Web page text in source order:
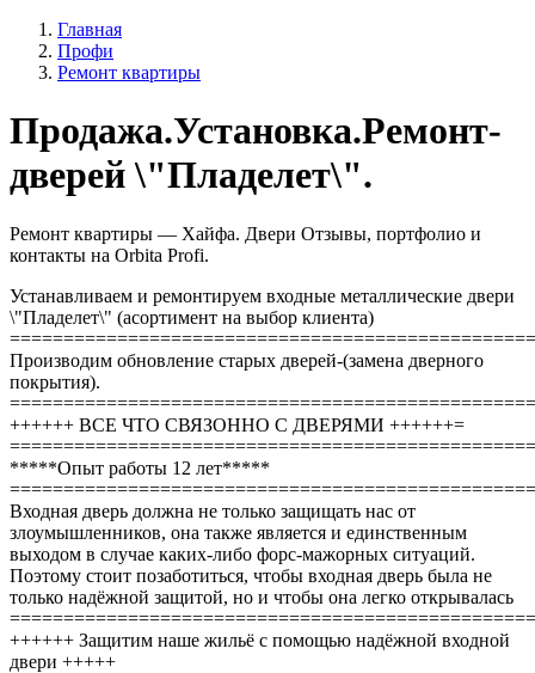
Главная
Профи
Ремонт квартиры
Продажа.Установка.Ремонт-
дверей \"Пладелет\".
Ремонт квартиры — Хайфа. Двери Отзывы, портфолио и
контакты на Orbita Profi.
Устанавливаем и ремонтируем входные металлические двери
\"Пладелет\" (асортимент на выбор клиента)
Производим обновление старых дверей-(замена дверного
покрытия).
++++++ ВСЕ ЧТО СВЯЗОННО С ДВЕРЯМИ ++++++=
*****Опыт работы 12 лет*****
Входная дверь должна не только защищать нас от
злоумышленников, она также является и единственным
выходом в случае каких-либо форс-мажорных ситуаций.
Поэтому стоит позаботиться, чтобы входная дверь была не
только надёжной защитой, но и чтобы она легко открывалась
++++++ Защитим наше жильё с помощью надёжной входной
двери +++++